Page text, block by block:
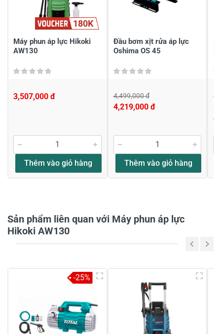
Chia sẻ nhận xét về sản phẩm
Viết nhận xét của bạn
Đánh giá sao
Tiêu đề của nhận xét
Viết nhận xét của bạn vào bên dưới
180K
Máy phun áp lực Hikoki
AW130
3,507,000 đ
Thêm vào giỏ hàng
Đầu bơm xịt rửa áp lực
Oshima OS 45
4,499,000 đ
4,219,000 đ
Thêm vào giỏ hàng
Sản phẩm liên quan với Máy phun áp lực
Hikoki AW130
-25%